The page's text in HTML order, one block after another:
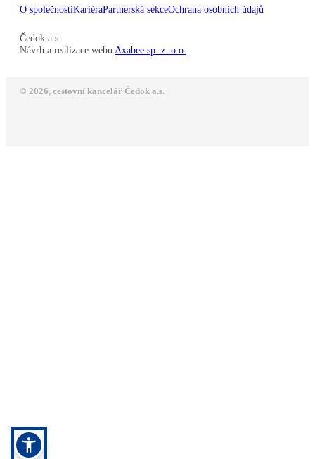
O společnostiKariéraPartnerská sekceOchrana osobních údajů
Čedok a.s
Návrh a realizace webu Axabee sp. z. o.o.
© 2026, cestovní kancelář Čedok a.s.